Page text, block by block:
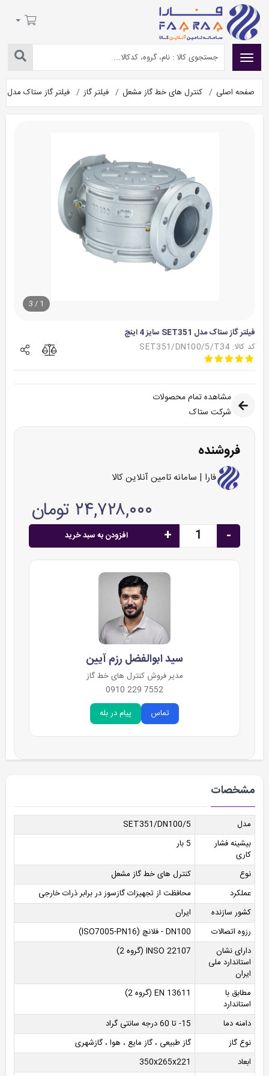
صفحه اصلی کنترل های خط گاز مشعل فیلتر گاز فیلتر گاز ستاک مدل SET351 سایز 4 اینچ
1
/
3
فیلتر گاز ستاک مدل SET351 سایز 4 اینچ
کد کالا: SET351/DN100/5/T34
مشاهده تمام محصولات
شرکت ستاک
فروشنده
فارا | سامانه تامین آنلاین کالا
۲۴,۷۲۸,۰۰۰ تومان
-
+ افزودن به سبد خرید
سید ابوالفضل رزم آیین
مدیر فروش کنترل های خط گاز
7552 229 0910
تماس
پیام در بله
مشخصات
مدل
SET351/DN100/5
بیشینه فشار
کاری
5 بار
نوع
کنترل های خط گاز مشعل
عملکرد
محافظت از تجهیزات گازسوز در برابر ذرات خارجی
کشور سازنده
ایران
رزوه اتصالات
DN100 - فلانچ (ISO7005-PN16)
دارای نشان
استاندارد ملی
ایران
INSO 22107 (گروه 2)
مطابق با
استاندارد
EN 13611 (گروه 2)
دامنه دما
15- تا 60 درجه سانتی گراد
نوع گاز
گاز طبیعی ، گاز مایع ، هوا ، گازشهری
ابعاد
350x265x221